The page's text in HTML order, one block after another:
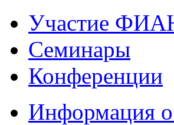
Участие
Семинары
Конференции
Информация